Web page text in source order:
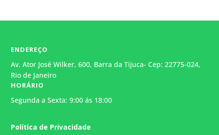
ENDEREÇO
Av. Ator José Wilker, 600, Barra da Tijuca- Cep: 22775-024,
Rio de Janeiro
HORÁRIO
Segunda a Sexta: 9:00 ás 18:00
Política de PrivacidadeGeralmente responde em alguns